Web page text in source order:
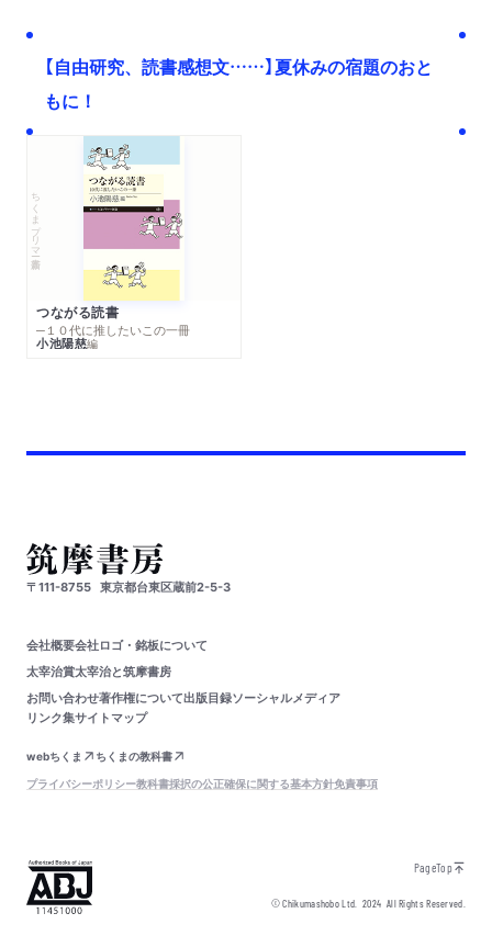
【自由研究、読書感想文……】夏休みの宿題のおと
もに！
ちくまプリマー新書
つながる読書
─１０代に推したいこの一冊
小池陽慈編
〒111-8755 東京都台東区蔵前2-5-3
会社概要会社ロゴ・銘板について
太宰治賞太宰治と筑摩書房
お問い合わせ著作権について出版目録ソーシャルメディア
リンク集サイトマップ
webちくま
ちくまの教科書
プライバシーポリシー教科書採択の公正確保に関する基本方針免責事項
PageTop
© Chikumashobo Ltd.2024 All Rights Reserved.